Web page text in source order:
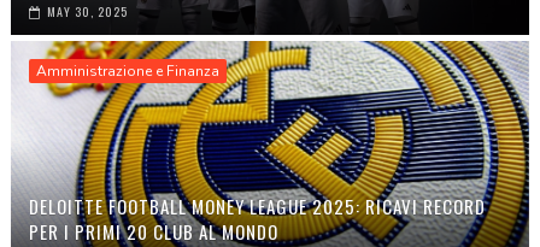
MAY 30, 2025
Amministrazione e Finanza
DELOITTE FOOTBALL MONEY LEAGUE 2025: RICAVI RECORD
PER I PRIMI 20 CLUB AL MONDO